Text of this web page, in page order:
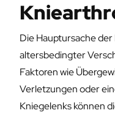
Die Hauptursache
altersbedingter
Faktoren wie
Verletzungen oder
Kniegelenks können